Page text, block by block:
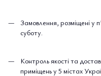
Замовлення, розміщені у
суботу.
Контроль якості та
приміщень у 5 містах